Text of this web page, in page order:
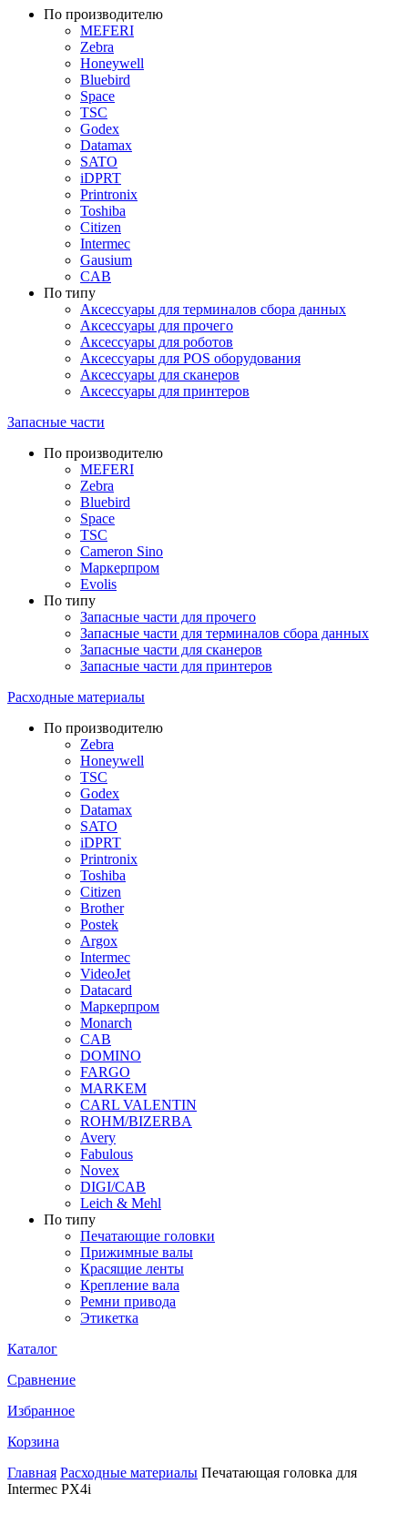
По производителю
MEFERI
Zebra
Honeywell
Bluebird
Space
TSC
Godex
Datamax
SATO
iDPRT
Printronix
Toshiba
Citizen
Intermec
Gausium
CAB
По типу
Аксессуары для терминалов сбора данных
Аксессуары для прочего
Аксессуары для роботов
Аксессуары для POS оборудования
Аксессуары для сканеров
Аксессуары для принтеров
Запасные части
По производителю
MEFERI
Zebra
Bluebird
Space
TSC
Cameron Sino
Маркерпром
Evolis
По типу
Запасные части для прочего
Запасные части для терминалов сбора данных
Запасные части для сканеров
Запасные части для принтеров
Расходные материалы
По производителю
Zebra
Honeywell
TSC
Godex
Datamax
SATO
iDPRT
Printronix
Toshiba
Citizen
Brother
Postek
Argox
Intermec
VideoJet
Datacard
Маркерпром
Monarch
CAB
DOMINO
FARGO
MARKEM
CARL VALENTIN
ROHM/BIZERBA
Avery
Fabulous
Novex
DIGI/CAB
Leich & Mehl
По типу
Печатающие головки
Прижимные валы
Красящие ленты
Крепление вала
Ремни привода
Этикетка
Каталог
Сравнение
Избранное
Корзина
Главная Расходные материалы Печатающая головка для
Intermec PX4i